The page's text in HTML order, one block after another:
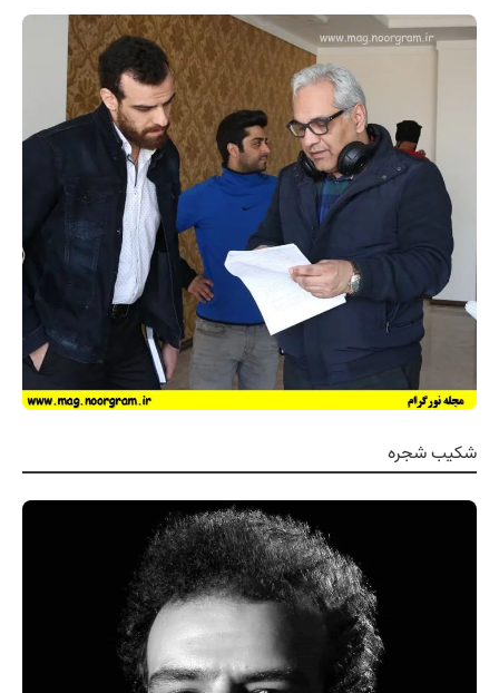
شکیب شجره